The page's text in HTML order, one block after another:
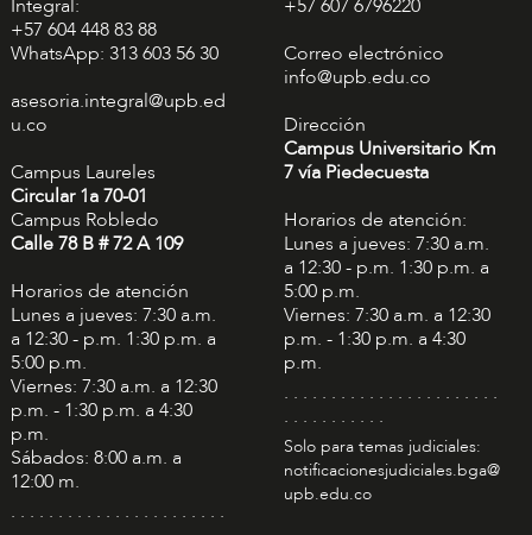
Integral:
+57 604 448 83 88
WhatsApp: 313 603 56 30
asesoria.integral@upb.ed
u.co
Campus Laureles
Circular 1a 70-01
Campus Robledo
Calle 78 B # 72 A 109
Horarios de atención
Lunes a jueves: 7:30 a.m.
a 12:30 - p.m. 1:30 p.m. a
5:00 p.m.
Viernes: 7:30 a.m. a 12:30
p.m. - 1:30 p.m. a 4:30
p.m.
Sábados: 8:00 a.m. a
12:00 m.
. . . . . . . . . . . . . . . . . . . . . . .
+57 607 6796220
Correo electrónico
info@upb.edu.co
Dirección
Campus Universitario Km
7 vía Piedecuesta
Horarios de atención:
Lunes a jueves: 7:30 a.m.
a 12:30 - p.m. 1:30 p.m. a
5:00 p.m.
Viernes: 7:30 a.m. a 12:30
p.m. - 1:30 p.m. a 4:30
p.m.
. . . . . . . . . . . . . . . . . . . . . . .
. . . . . . . . . . .
Solo para temas judiciales:
notificacionesjudiciales.bga@
upb.edu.co